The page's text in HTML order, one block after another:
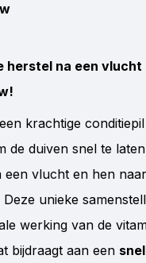
herstel na een vlucht
krachtige
de duiven snel te laten
vlucht en hen
unieke
werking van de
bijdraagt aan een